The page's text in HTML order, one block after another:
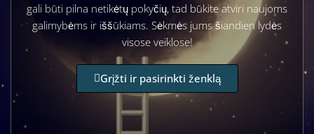
gali būti pilna netikėtų pokyčių, tad būkite atviri naujoms
galimybėms ir iššūkiams. Sėkmės jums šiandien lydės
visose veiklose!
Grįžti ir pasirinkti ženklą